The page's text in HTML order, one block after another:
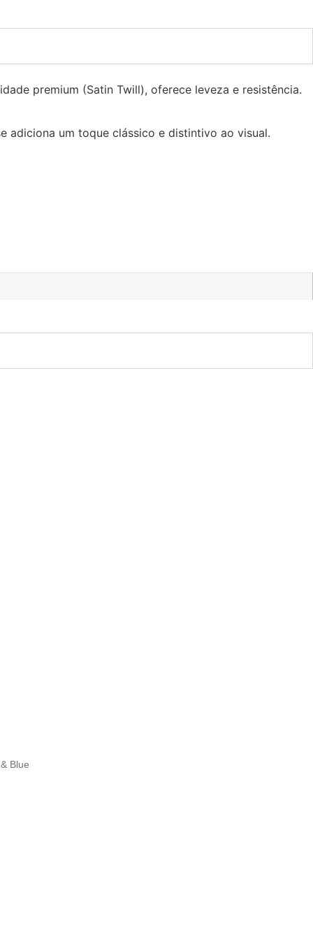
premium (Satin Twill), oferece leveza e resistência.
adiciona um toque clássico e distintivo ao visual.
Blue